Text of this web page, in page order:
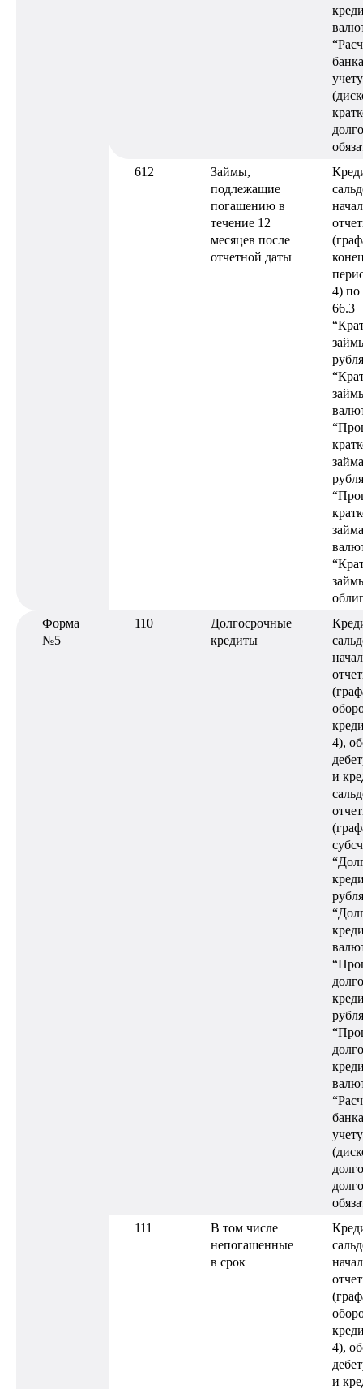
учету
612
Займы,
подлежащие
погашению в
течение 12
месяцев после
отчетной даты
4) по
66.3
Форма
№5
110
Долгосрочные
кредиты
4),
и
учету
111
В том числе
непогашенные
в срок
4),
и